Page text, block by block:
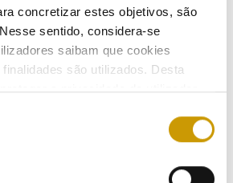
concretizar estes objetivos, são
sentido, considera-se
saibam que cookies
são utilizados. Desta
a privacidade do utilizador,
usar. Para obter mais informações
Listen